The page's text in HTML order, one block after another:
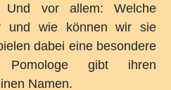
Und vor allem: Welche
und wie können wir sie
dabei eine besondere
gibt ihren
Namen.